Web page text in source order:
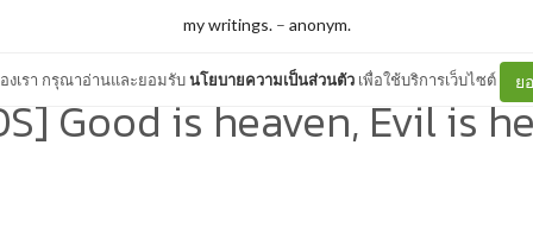
งเรา กรุณาอ่านและยอมรับนโยบายความเป็นส่วนตัว เพื่อใช้บริการเว็บไซต์ ย
my writings.– anonym.
Good is heaven, Evil is